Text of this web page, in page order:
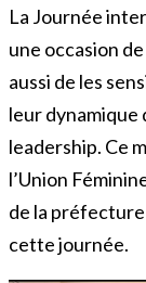
La Journée
une occasion
aussi de les
leur dynamique
leadership. Ce
l’Union
de la
cette journée.